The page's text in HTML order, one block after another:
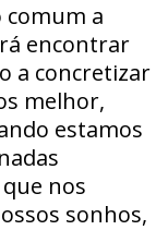
comum a
encontrar
a concretizar
melhor,
estamos
nos
sonhos,